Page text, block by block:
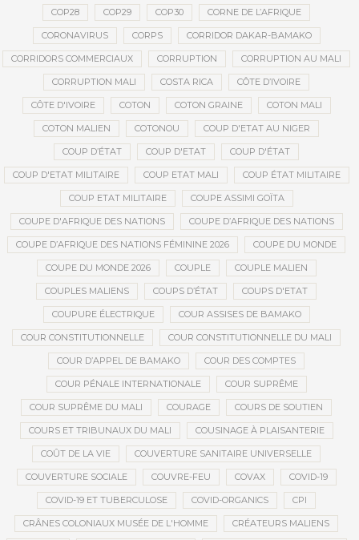
COP28 COP29 COP30 CORNE DE L’AFRIQUE
CORONAVIRUS CORPS CORRIDOR DAKAR-BAMAKO
CORRIDORS COMMERCIAUX CORRUPTION CORRUPTION AU MALI
CORRUPTION MALI COSTA RICA CÔTE D’IVOIRE
CÔTE D'IVOIRE COTON COTON GRAINE COTON MALI
COTON MALIEN COTONOU COUP D'ETAT AU NIGER
COUP D’ÉTAT COUP D'ETAT COUP D'ÉTAT
COUP D'ETAT MILITAIRE COUP ETAT MALI COUP ÉTAT MILITAIRE
COUP ETAT MILITAIRE COUPE ASSIMI GOÏTA
COUPE D'AFRIQUE DES NATIONS COUPE D’AFRIQUE DES NATIONS
COUPE D’AFRIQUE DES NATIONS FÉMININE 2026 COUPE DU MONDE
COUPE DU MONDE 2026 COUPLE COUPLE MALIEN
COUPLES MALIENS COUPS D’ÉTAT COUPS D'ETAT
COUPURE ÉLECTRIQUE COUR ASSISES DE BAMAKO
COUR CONSTITUTIONNELLE COUR CONSTITUTIONNELLE DU MALI
COUR D’APPEL DE BAMAKO COUR DES COMPTES
COUR PÉNALE INTERNATIONALE COUR SUPRÊME
COUR SUPRÊME DU MALI COURAGE COURS DE SOUTIEN
COURS ET TRIBUNAUX DU MALI COUSINAGE À PLAISANTERIE
COÛT DE LA VIE COUVERTURE SANITAIRE UNIVERSELLE
COUVERTURE SOCIALE COUVRE-FEU COVAX COVID-19
COVID-19 ET TUBERCULOSE COVID-ORGANICS CPI
CRÂNES COLONIAUX MUSÉE DE L'HOMME CRÉATEURS MALIENS